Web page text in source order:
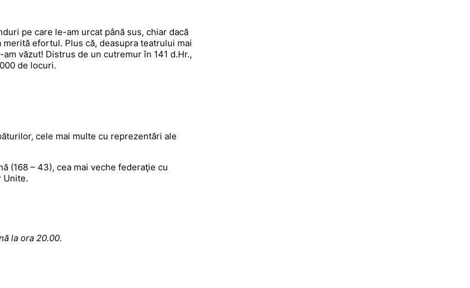
pe care le-am urcat până sus, chiar dacă
efortul. Plus că, deasupra teatrului mai
văzut! Distrus de un cutremur în 141 d.Hr.,
de locuri.
cele mai multe cu reprezentări ale
(168 – 43), cea mai veche federaţie cu
Unite.
la ora 20.00.